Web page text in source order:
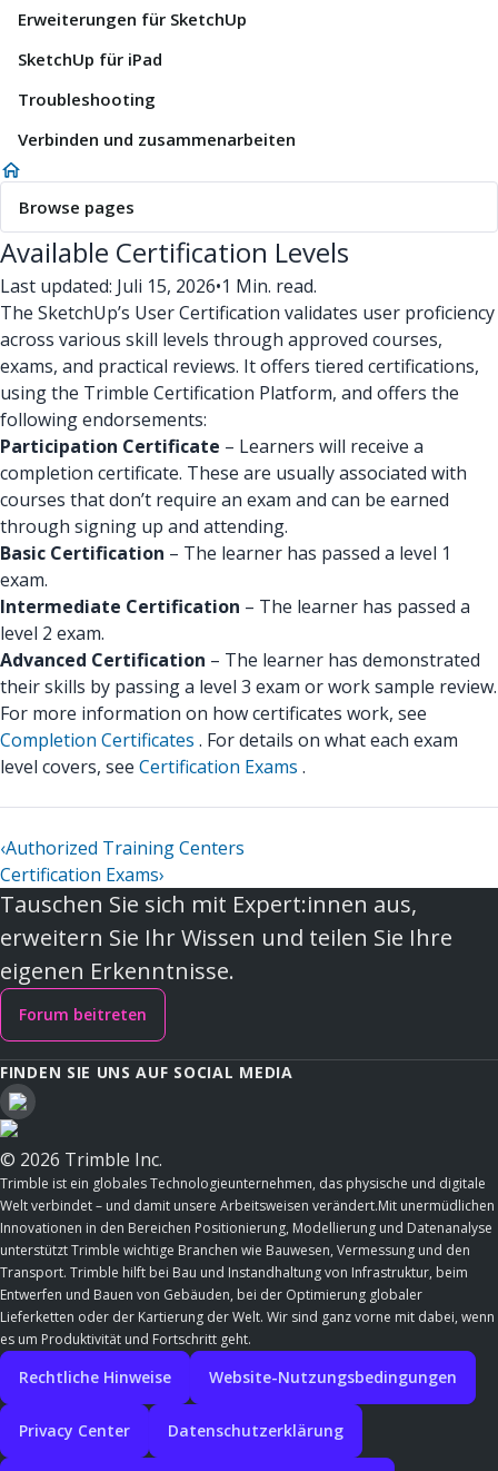
Erweiterungen für SketchUp
SketchUp für iPad
Troubleshooting
Verbinden und zusammenarbeiten
Browse pages
Available Certification Levels
Last updated: Juli 15, 2026•1 Min. read.
The SketchUp’s User Certification validates user proficiency
across various skill levels through approved courses,
exams, and practical reviews. It offers tiered certifications,
using the Trimble Certification Platform, and offers the
following endorsements:
Participation Certificate – Learners will receive a
completion certificate. These are usually associated with
courses that don’t require an exam and can be earned
through signing up and attending.
Basic Certification – The learner has passed a level 1
exam.
Intermediate Certification – The learner has passed a
level 2 exam.
Advanced Certification – The learner has demonstrated
their skills by passing a level 3 exam or work sample review.
For more information on how certificates work, see
Completion Certificates . For details on what each exam
level covers, see Certification Exams .
‹Authorized Training Centers
Certification Exams›
Tauschen Sie sich mit Expert:innen aus,
erweitern Sie Ihr Wissen und teilen Sie Ihre
eigenen Erkenntnisse.
Forum beitreten
FINDEN SIE UNS AUF SOCIAL MEDIA
© 2026 Trimble Inc.
Trimble ist ein globales Technologieunternehmen, das physische und digitale
Welt verbindet – und damit unsere Arbeitsweisen verändert.Mit unermüdlichen
Innovationen in den Bereichen Positionierung, Modellierung und Datenanalyse
unterstützt Trimble wichtige Branchen wie Bauwesen, Vermessung und den
Transport. Trimble hilft bei Bau und Instandhaltung von Infrastruktur, beim
Entwerfen und Bauen von Gebäuden, bei der Optimierung globaler
Lieferketten oder der Kartierung der Welt. Wir sind ganz vorne mit dabei, wenn
es um Produktivität und Fortschritt geht.
Rechtliche Hinweise Website-Nutzungsbedingungen
Privacy Center Datenschutzerklärung